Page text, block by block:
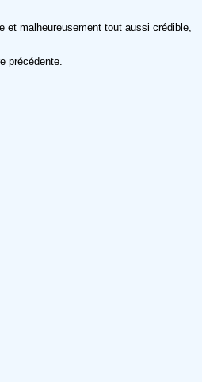
malheureusement tout aussi crédible,
précédente.